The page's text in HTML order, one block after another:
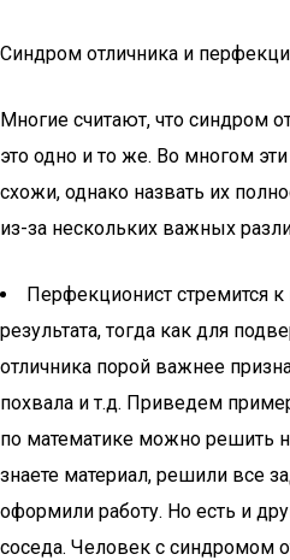
Синдром отличника и
Многие считают, что синдром
это одно и то же. Во многом
схожи, однако назвать их
из-за нескольких важных
Перфекционист стремится
результата, тогда как для
отличника порой важнее
похвала и т.д. Приведем
по математике можно решить
знаете материал, решили все
оформили работу. Но есть и
соседа. Человек с синдромом